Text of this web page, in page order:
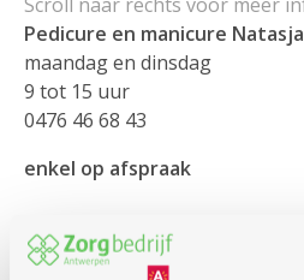
Pedicure en manicure Natasja
maandag en dinsdag
9 tot 15 uur
0476 46 68 43
enkel op afspraak
Wassalon